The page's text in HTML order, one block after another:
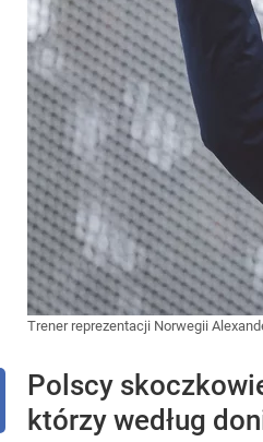
Trener reprezentacji Norwegii
Polscy
którzy według